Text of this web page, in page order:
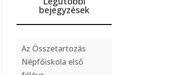
bejegyzések
Az Összetartozás
Népfőiskola első